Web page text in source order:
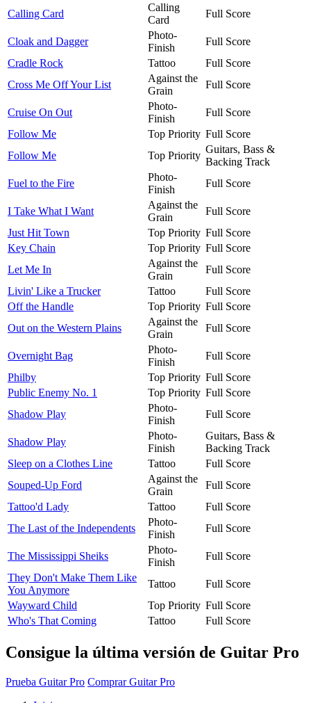
Calling Card
Calling
Card
Full Score
Cloak and Dagger
Photo-
Finish
Full Score
Cradle Rock
Tattoo
Full Score
Cross Me Off Your List
Against the
Grain
Full Score
Cruise On Out
Photo-
Finish
Full Score
Follow Me
Top Priority Full Score
Follow Me
Top Priority
Guitars, Bass &
Backing Track
Fuel to the Fire
Photo-
Finish
Full Score
I Take What I Want
Against the
Grain
Full Score
Just Hit Town
Top Priority Full Score
Key Chain
Top Priority Full Score
Let Me In
Against the
Grain
Full Score
Livin' Like a Trucker
Tattoo
Full Score
Off the Handle
Top Priority Full Score
Out on the Western Plains
Against the
Grain
Full Score
Overnight Bag
Photo-
Finish
Full Score
Philby
Top Priority Full Score
Public Enemy No. 1
Top Priority Full Score
Shadow Play
Photo-
Finish
Full Score
Shadow Play
Photo-
Finish
Guitars, Bass &
Backing Track
Sleep on a Clothes Line
Tattoo
Full Score
Souped-Up Ford
Against the
Grain
Full Score
Tattoo'd Lady
Tattoo
Full Score
The Last of the Independents
Photo-
Finish
Full Score
The Mississippi Sheiks
Photo-
Finish
Full Score
They Don't Make Them Like
You Anymore
Tattoo
Full Score
Wayward Child
Top Priority Full Score
Who's That Coming
Tattoo Full Score
Consigue la última versión de Guitar Pro
Prueba Guitar Pro Comprar Guitar Pro